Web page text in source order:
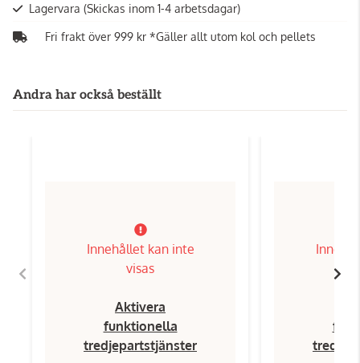
Lagervara (Skickas inom 1-4 arbetsdagar)
Fri frakt över 999 kr *Gäller allt utom kol och pellets
Andra har också beställt
Innehållet kan inte
visas
Aktivera
funktionella
tredjepartstjänster